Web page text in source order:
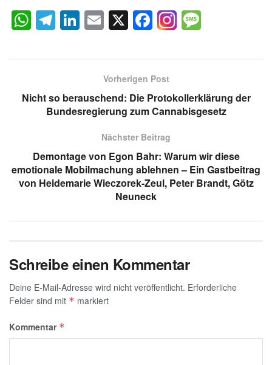
W
h
A
T
el
a
m
Li
n
dI
n
E
m
X F
a
e
b
o
o
k
g
e
Vorherigen Post
Nicht so berauschend: Die Protokollerklärung der
Bundesregierung zum Cannabisgesetz
Nächster Beitrag
Demontage von Egon Bahr: Warum wir diese
emotionale Mobilmachung ablehnen – Ein Gastbeitrag
von Heidemarie Wieczorek-Zeul, Peter Brandt, Götz
Neuneck
Schreibe einen Kommentar
Deine E-Mail-Adresse wird nicht veröffentlicht. Erforderliche
Felder sind mit * markiert
Kommentar *